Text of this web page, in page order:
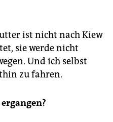
ist nicht nach Kiew
sie werde nicht
Und ich selbst
zu fahren.